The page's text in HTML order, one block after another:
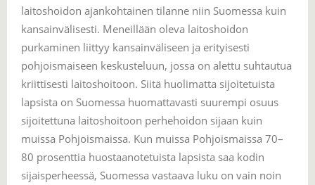
laitoshoidon ajankohtainen tilanne niin Suomessa kuin
kansainvälisesti. Meneillään oleva laitoshoidon
purkaminen liittyy kansainväliseen ja erityisesti
pohjoismaiseen keskusteluun, jossa on alettu suhtautua
kriittisesti laitoshoitoon. Siitä huolimatta sijoitetuista
lapsista on Suomessa huomattavasti suurempi osuus
sijoitettuna laitoshoitoon perhehoidon sijaan kuin
muissa Pohjoismaissa. Kun muissa Pohjoismaissa 70–
80 prosenttia huostaanotetuista lapsista saa kodin
sijaisperheessä, Suomessa vastaava luku on vain noin